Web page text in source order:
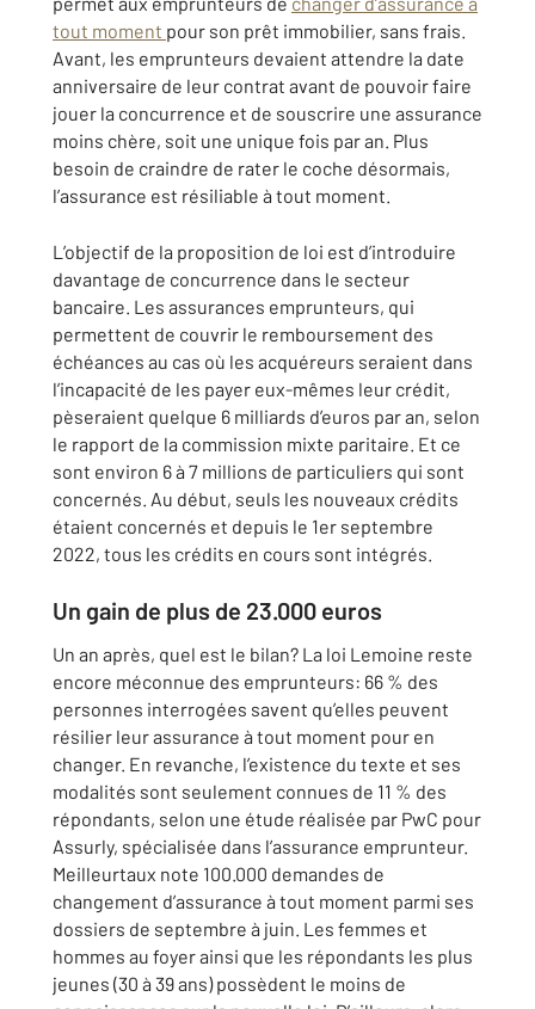
tout moment pour son prêt immobilier, sans frais.
Avant, les emprunteurs devaient attendre la date
anniversaire de leur contrat avant de pouvoir faire
jouer la concurrence et de souscrire une assurance
moins chère, soit une unique fois par an. Plus
besoin de craindre de rater le coche désormais,
l’assurance est résiliable à tout moment.
L’objectif de la proposition de loi est d’introduire
davantage de concurrence dans le secteur
bancaire. Les assurances emprunteurs, qui
permettent de couvrir le remboursement des
échéances au cas où les acquéreurs seraient dans
l’incapacité de les payer eux-mêmes leur crédit,
pèseraient quelque 6 milliards d’euros par an, selon
le rapport de la commission mixte paritaire. Et ce
sont environ 6 à 7 millions de particuliers qui sont
concernés. Au début, seuls les nouveaux crédits
étaient concernés et depuis le 1er septembre
2022, tous les crédits en cours sont intégrés.
Un gain de plus de 23.000 euros
Un an après, quel est le bilan? La loi Lemoine reste
encore méconnue des emprunteurs: 66 % des
personnes interrogées savent qu’elles peuvent
résilier leur assurance à tout moment pour en
changer. En revanche, l’existence du texte et ses
modalités sont seulement connues de 11 % des
répondants, selon une étude réalisée par PwC pour
Assurly, spécialisée dans l’assurance emprunteur.
Meilleurtaux note 100.000 demandes de
changement d’assurance à tout moment parmi ses
dossiers de septembre à juin. Les femmes et
hommes au foyer ainsi que les répondants les plus
jeunes (30 à 39 ans) possèdent le moins de